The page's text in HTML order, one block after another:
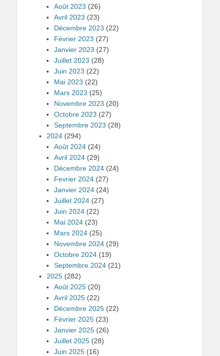
Août 2023 (26)
Avril 2023 (23)
Décembre 2023 (22)
Février 2023 (27)
Janvier 2023 (27)
Juillet 2023 (28)
Juin 2023 (22)
Mai 2023 (22)
Mars 2023 (25)
Novembre 2023 (20)
Octobre 2023 (27)
Septembre 2023 (28)
2024 (294)
Août 2024 (24)
Avril 2024 (29)
Décembre 2024 (24)
Fevrier 2024 (27)
Janvier 2024 (24)
Juillet 2024 (27)
Juin 2024 (22)
Mai 2024 (23)
Mars 2024 (25)
Novembre 2024 (29)
Octobre 2024 (19)
Septembre 2024 (21)
2025 (282)
Août 2025 (20)
Avril 2025 (22)
Décembre 2025 (22)
Février 2025 (23)
Janvier 2025 (26)
Juillet 2025 (28)
Juin 2025 (16)